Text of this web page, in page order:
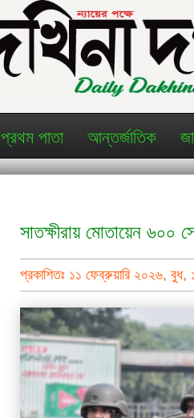
প্রথম পাতা আন্তর্জাতিক
সাতক্ষীরায় মোতায়েন ৬০০
প্রকাশিতঃ ১১ ফেব্রুয়ারি ২০২৬, বুধ,